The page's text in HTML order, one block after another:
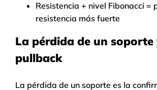
Resistencia + nivel Fibonacci =
resistencia más fuerte
La pérdida de un soporte
pullback
La pérdida de un soporte es la